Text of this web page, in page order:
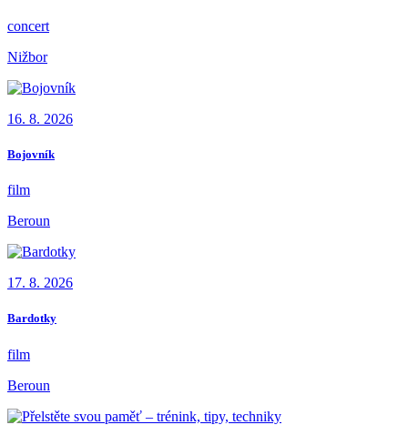
concert
Nižbor
16. 8. 2026
Bojovník
film
Beroun
17. 8. 2026
Bardotky
film
Beroun